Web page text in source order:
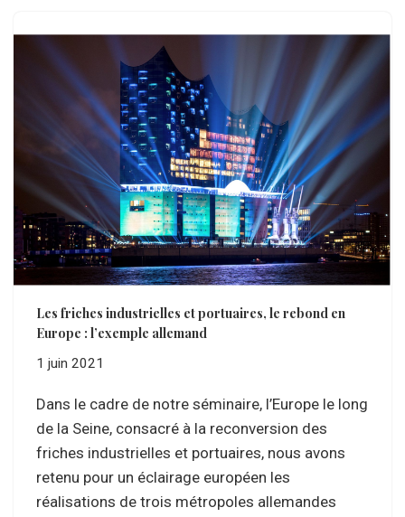
Les friches industrielles et portuaires, le rebond en
Europe : l’exemple allemand
1 juin 2021
Dans le cadre de notre séminaire, l’Europe le long
de la Seine, consacré à la reconversion des
friches industrielles et portuaires, nous avons
retenu pour un éclairage européen les
réalisations de trois métropoles allemandes